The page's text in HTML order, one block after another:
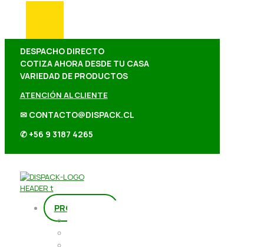
DESPACHO DIRECTO
COTIZA AHORA DESDE TU CASA
VARIEDAD DE PRODUCTOS
ATENCIÓN AL CLIENTE
✉ CONTACTO@DISPACK.CL
✆ +56 9 3187 4265
PRODUCTOS